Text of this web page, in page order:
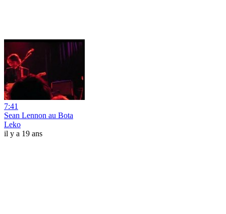
7:41
Sean Lennon au Bota
Leko
il y a 19 ans